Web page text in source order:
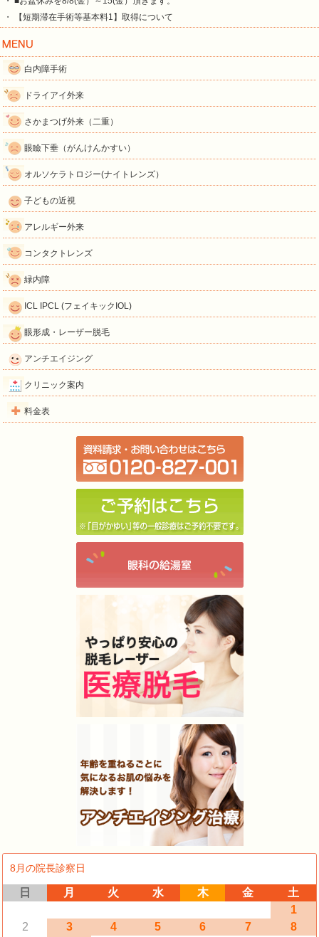
・ 【短期滞在手術等基本料1】取得について
白内障手術
ドライアイ外来
さかまつげ外来（二重）
眼瞼下垂（がんけんかすい）
オルソケラトロジー(ナイトレンズ）
子どもの近視
アレルギー外来
コンタクトレンズ
緑内障
ICL IPCL (フェイキックIOL)
眼形成・レーザー脱毛
アンチエイジング
クリニック案内
料金表
8月の院長診察日
日 月 火 水 木 金
土
1
2
3 4 5 6 7
8